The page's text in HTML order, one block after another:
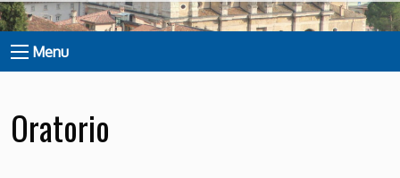
Menu
Oratorio